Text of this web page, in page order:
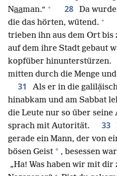
Naaman.“ + 28
Da
die das hörten, wütend. +
trieben ihn aus dem Ort bis
auf dem ihre Stadt gebaut
kopfüber hinunterstürzen.
mitten durch die Menge
31
Als er in die
hinabkam und am Sabbat
die Leute nur so über seine
sprach mit Autorität.
33
gerade ein Mann, der von
bösen Geist * , besessen
„Ha! Was haben wir mit dir